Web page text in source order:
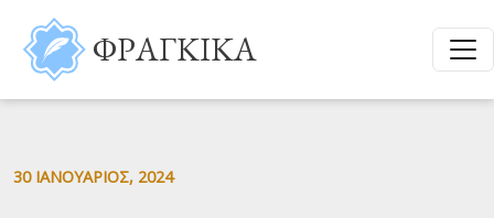
Παράκαμψη προς το κυρίως περιεχόμενο
ΦΡΑΓΚΙΚΑ
30 ΙΑΝΟΥΆΡΙΟΣ, 2024